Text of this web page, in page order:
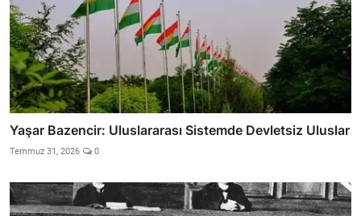
Yaşar Bazencir: Uluslararası Sistemde Devletsiz Uluslar
Temmuz 31, 2026 0